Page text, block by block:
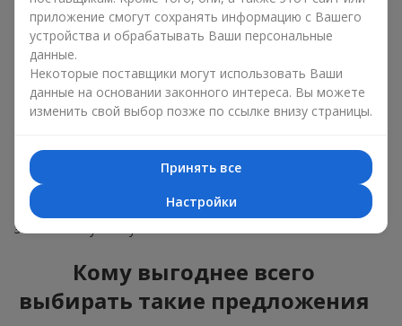
место для новых авторских букетов;
поступления большой партии цветов — когда мы
понимаем, что цветов заказано больше, чем нужно,
делаем привлекательные варианты дешевле,
сохранив качество.
Цветы из раздела “Горячее предложение” разлетаются как
свежие, качественные и будут радовать ваших
людей
и знакомых довольно долго. А ещё вы получите
настоящий премиальный сервис и современные идеи
цветочного оформления, такие как
заказывая букеты у нас.
Кому выгоднее всего
выбирать такие предложения
приложение смогут сохранять информацию с Вашего
устройства и обрабатывать Ваши персональные
данные.
Некоторые поставщики могут использовать Ваши
данные на основании законного интереса. Вы можете
изменить свой выбор позже по ссылке внизу страницы.
Принять все
Настройки